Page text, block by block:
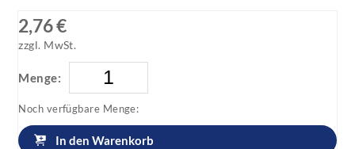
2,76 €
zzgl. MwSt.
Menge:
Noch verfügbare Menge:
In den Warenkorb